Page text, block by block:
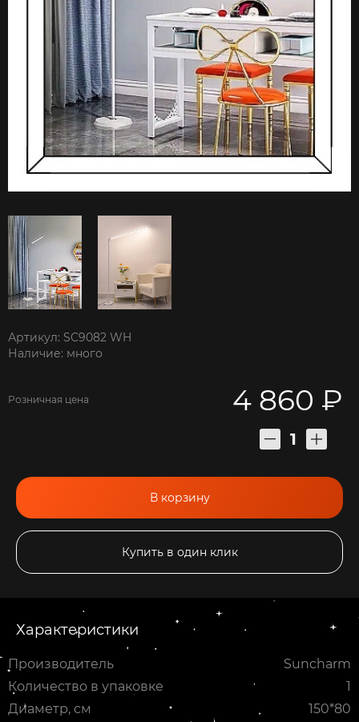
Артикул: SC9082 WH
Наличие: много
Розничная цена 4 860 ₽
В корзину
Купить в один клик
Характеристики
Производитель
Suncharm
Количество в упаковке
1
Диаметр, см
150*80